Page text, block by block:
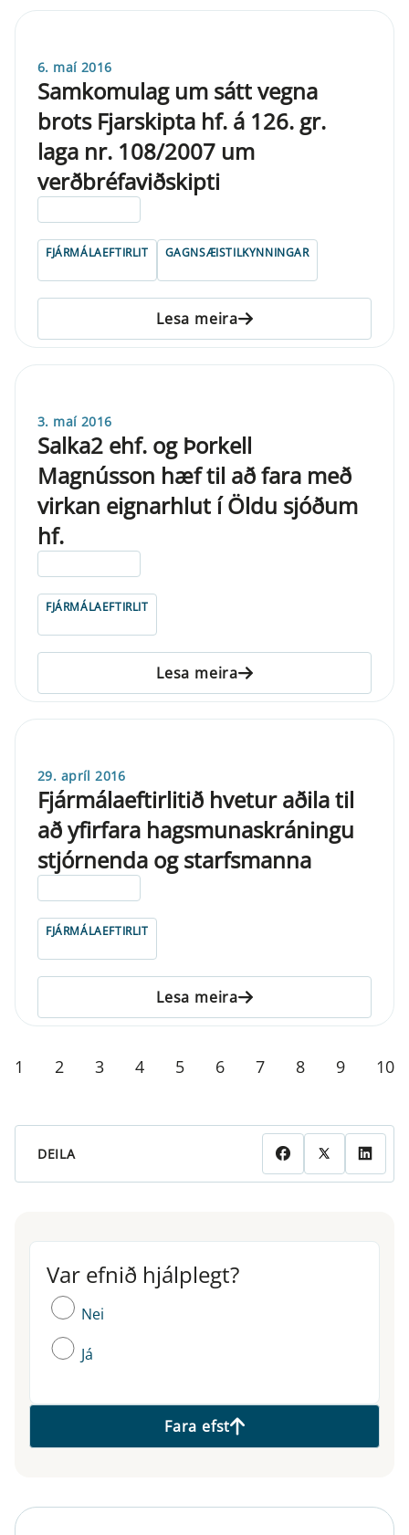
6. maí 2016
Samkomulag um sátt vegna
brots Fjarskipta hf. á 126. gr.
laga nr. 108/2007 um
verðbréfaviðskipti
FJÁRMÁLAEFTIRLIT GAGNSÆISTILKYNNINGAR
Lesa meira
3. maí 2016
Salka2 ehf. og Þorkell
Magnússon hæf til að fara með
virkan eignarhlut í Öldu sjóðum
hf.
FJÁRMÁLAEFTIRLIT
Lesa meira
29. apríl 2016
Fjármálaeftirlitið hvetur aðila til
að yfirfara hagsmunaskráningu
stjórnenda og starfsmanna
FJÁRMÁLAEFTIRLIT
Lesa meira
1 2 3 4 5 6 7 8 9 10
DEILA
Var efnið hjálplegt?
Var efnið hjálplegt?
Nei
Já
Fara efst